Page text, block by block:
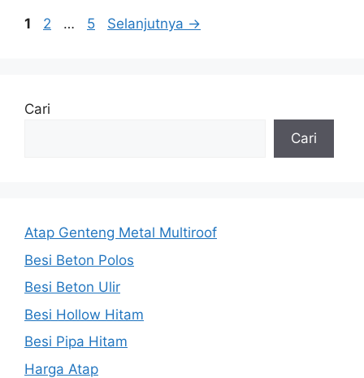
Halaman
1 Halaman
2 … Halaman
5 Selanjutnya →
Cari
Cari
Atap Genteng Metal Multiroof
Besi Beton Polos
Besi Beton Ulir
Besi Hollow Hitam
Besi Pipa Hitam
Harga Atap